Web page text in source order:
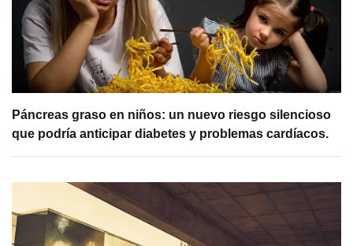
Páncreas graso en niños: un nuevo riesgo silencioso
que podría anticipar diabetes y problemas cardíacos.